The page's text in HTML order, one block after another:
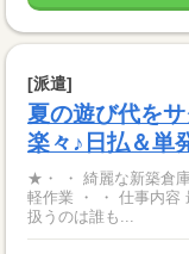
[派遣]
夏の遊び代を
楽々♪日払＆単
★・ ・ 綺麗な新築倉
軽作業 ・ ・ 仕事内容
扱うのは誰も...